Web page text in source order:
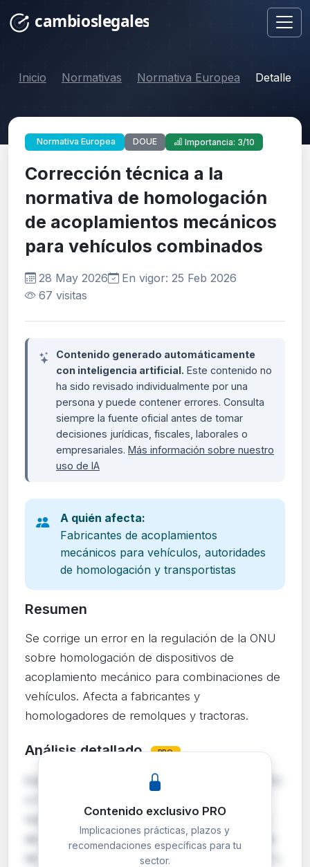
Inicio Normativas Normativa Europea Detalle
Normativa Europea DOUE Importancia: 3/10
Corrección técnica a la
normativa de homologación
de acoplamientos mecánicos
para vehículos combinados
28 May 2026
En vigor: 25 Feb 2026
67 visitas
Contenido generado automáticamente
con inteligencia artificial. Este contenido no
ha sido revisado individualmente por una
persona y puede contener errores. Consulta
siempre la fuente oficial antes de tomar
decisiones jurídicas, fiscales, laborales o
empresariales. Más información sobre nuestro
uso de IA
A quién afecta:
Fabricantes de acoplamientos
mecánicos para vehículos, autoridades
de homologación y transportistas
Resumen
Se corrige un error en la regulación de la ONU
sobre homologación de dispositivos de
acoplamiento mecánico para combinaciones de
vehículos. Afecta a fabricantes y
homologadores de remolques y tractoras.
Análisis detallado PRO
Esta corrección rectifica la Reglamentación ONU
homologación de componentes de dispositivos
de acoplamiento mecánico para combinaciones
de vehículos, publicada originalmente en el DO L
Contenido exclusivo PRO
Implicaciones prácticas, plazos y
recomendaciones específicas para tu
sector.